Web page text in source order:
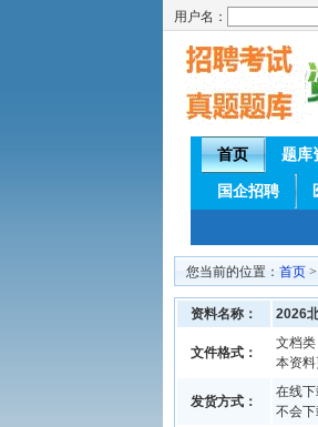
用户名：
首页 题库
国企招聘
您当前的位置： 首页 >
资料名称： 2026
文件格式：
文档
本资
发货方式：
在线
不会